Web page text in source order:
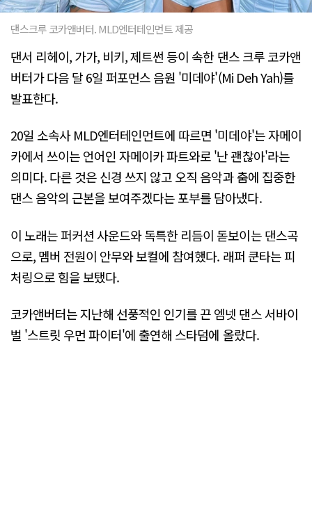
댄스크루 코카앤버터. MLD엔터테인먼트 제공
댄서 리헤이, 가가, 비키, 제트썬 등이 속한 댄스 크루 코카앤
버터가 다음 달 6일 퍼포먼스 음원 '미데야'(Mi Deh Yah)를
발표한다.
20일 소속사 MLD엔터테인먼트에 따르면 '미데야'는 자메이
카에서 쓰이는 언어인 자메이카 파트와로 '난 괜찮아'라는
의미다. 다른 것은 신경 쓰지 않고 오직 음악과 춤에 집중한
댄스 음악의 근본을 보여주겠다는 포부를 담아냈다.
이 노래는 퍼커션 사운드와 독특한 리듬이 돋보이는 댄스곡
으로, 멤버 전원이 안무와 보컬에 참여했다. 래퍼 쿤타는 피
처링으로 힘을 보탰다.
코카앤버터는 지난해 선풍적인 인기를 끈 엠넷 댄스 서바이
벌 '스트릿 우먼 파이터'에 출연해 스타덤에 올랐다.